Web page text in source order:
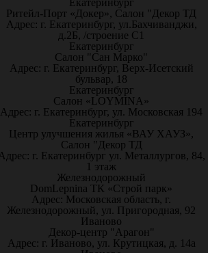
Ритейл-Порт «Докер», Салон "Декор ТД
Адрес: г. Екатеринбург, ул.Бахчиванджи,
д.2Б, /строение С1
Екатеринбург
Салон "Сан Марко"
Адрес: г. Екатеринбург, Верх-Исетский
бульвар, 18
Екатеринбург
Салон «LOYMINA»
Адрес: г. Екатеринбург, ул. Московская 194
Екатеринбург
Центр улучшения жилья «ВАУ ХАУЗ»,
Салон "Декор ТД
г. Екатеринбург ул. Металлургов, 84,
1 этаж
Железнодорожный
DomLepnina ТК «Строй парк»
Адрес: Московская область, г.
Железнодорожный, ул. Пригородная, 92
Иваново
Декор-центр "Арагон"
Адрес: г. Иваново, ул. Крутицкая, д. 14а